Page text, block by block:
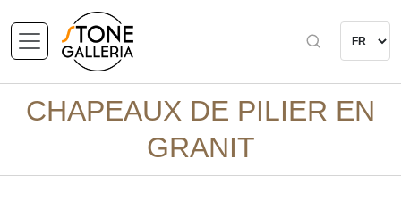
CHAPEAUX DE PILIER EN
GRANIT